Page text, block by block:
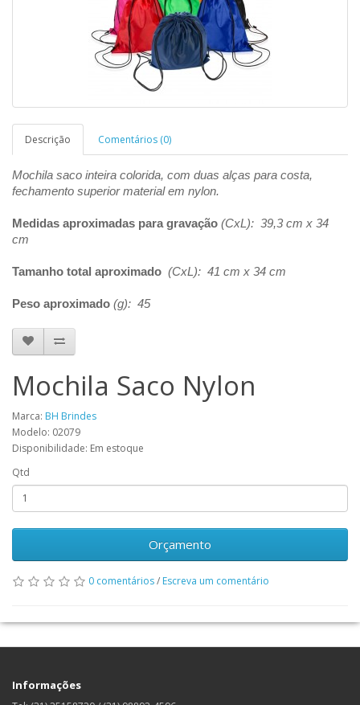
Descrição Comentários (0)
Mochila saco inteira colorida, com duas alças para costa,
fechamento superior material em nylon.
Medidas aproximadas para gravação (CxL): 39,3 cm x 34
cm
Tamanho total aproximado (CxL): 41 cm x 34 cm
Peso aproximado (g): 45
Mochila Saco Nylon
Marca: BH Brindes
Modelo: 02079
Disponibilidade: Em estoque
Qtd
Orçamento
0 comentários/ Escreva um comentário
Informações